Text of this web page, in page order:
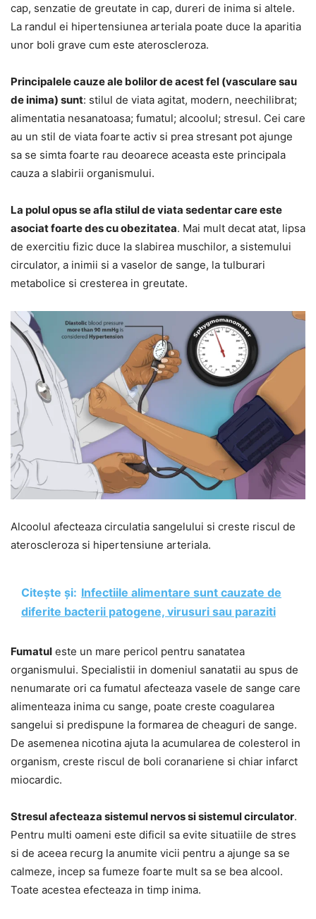
cap, senzatie de greutate in cap, dureri de inima si altele.
La randul ei hipertensiunea arteriala poate duce la aparitia
unor boli grave cum este ateroscleroza.
Principalele cauze ale bolilor de acest fel (vasculare sau
de inima) sunt: stilul de viata agitat, modern, neechilibrat;
alimentatia nesanatoasa; fumatul; alcoolul; stresul. Cei care
au un stil de viata foarte activ si prea stresant pot ajunge
sa se simta foarte rau deoarece aceasta este principala
cauza a slabirii organismului.
La polul opus se afla stilul de viata sedentar care este
asociat foarte des cu obezitatea. Mai mult decat atat, lipsa
de exercitiu fizic duce la slabirea muschilor, a sistemului
circulator, a inimii si a vaselor de sange, la tulburari
metabolice si cresterea in greutate.
Alcoolul afecteaza circulatia sangelului si creste riscul de
ateroscleroza si hipertensiune arteriala.
Citește și: Infectiile alimentare sunt cauzate de
diferite bacterii patogene, virusuri sau paraziti
Fumatul este un mare pericol pentru sanatatea
organismului. Specialistii in domeniul sanatatii au spus de
nenumarate ori ca fumatul afecteaza vasele de sange care
alimenteaza inima cu sange, poate creste coagularea
sangelui si predispune la formarea de cheaguri de sange.
De asemenea nicotina ajuta la acumularea de colesterol in
organism, creste riscul de boli coranariene si chiar infarct
miocardic.
Stresul afecteaza sistemul nervos si sistemul circulator.
Pentru multi oameni este dificil sa evite situatiile de stres
si de aceea recurg la anumite vicii pentru a ajunge sa se
calmeze, incep sa fumeze foarte mult sa se bea alcool.
Toate acestea efecteaza in timp inima.